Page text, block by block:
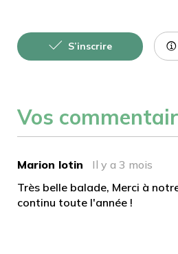
S’inscrire
Vos
Marion lotin
Il y a 3 mois
Très belle balade, Merci à
continu toute l'année !